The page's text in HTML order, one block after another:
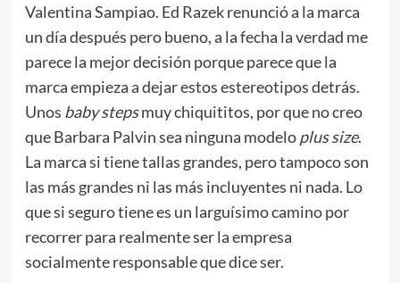
Valentina Sampiao. Ed Razek renunció a la marca
un día después pero bueno, a la fecha la verdad me
parece la mejor decisión porque parece que la
marca empieza a dejar estos estereotipos detrás.
Unos baby stepsmuy chiquititos, por que no creo
que Barbara Palvin sea ninguna modeloplus size.
La marca si tiene tallas grandes, pero tampoco son
las más grandes ni las más incluyentes ni nada. Lo
que si seguro tiene es un larguísimo camino por
recorrer para realmente ser la empresa
socialmente responsable que dice ser.